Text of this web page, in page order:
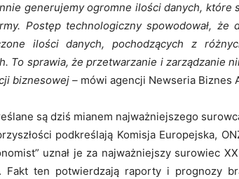
generujemy ogromne ilości danych, które
Postęp technologiczny spowodował, że
ilości danych, pochodzących z
To sprawia, że przetwarzanie i zarządzanie
biznesowej – mówi agencji Newseria Biznes
są dziś mianem najważniejszego
podkreślają Komisja Europejska,
uznał je za najważniejszy surowiec
Fakt ten potwierdzają raporty i prognozy